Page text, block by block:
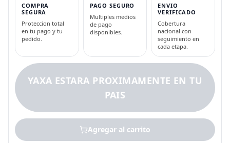
COMPRA
SEGURA
Proteccion total
en tu pago y tu
pedido.
PAGO SEGURO
Multiples medios
de pago
disponibles.
ENVIO
VERIFICADO
Cobertura
nacional con
seguimiento en
cada etapa.
YAXA ESTARA PROXIMAMENTE EN TU
PAIS
Agregar al carrito